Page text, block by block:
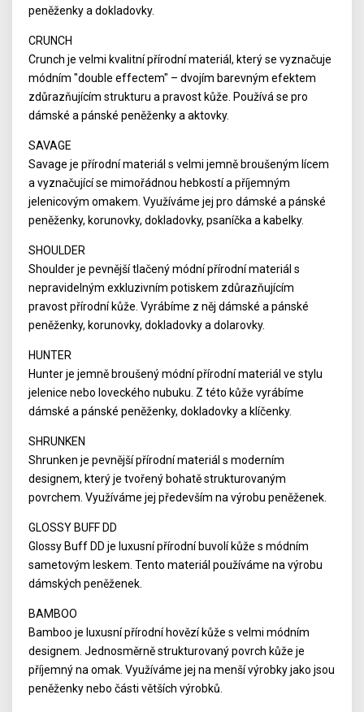
peněženky a dokladovky.
CRUNCH
Crunch je velmi kvalitní přírodní materiál, který se vyznačuje
módním "double effectem" – dvojím barevným efektem
zdůrazňujícím strukturu a pravost kůže. Používá se pro
dámské a pánské peněženky a aktovky.
SAVAGE
Savage je přírodní materiál s velmi jemně broušeným lícem
a vyznačující se mimořádnou hebkostí a příjemným
jelenicovým omakem. Využíváme jej pro dámské a pánské
peněženky, korunovky, dokladovky, psaníčka a kabelky.
SHOULDER
Shoulder je pevnější tlačený módní přírodní materiál s
nepravidelným exkluzivním potiskem zdůrazňujícím
pravost přírodní kůže. Vyrábíme z něj dámské a pánské
peněženky, korunovky, dokladovky a dolarovky.
HUNTER
Hunter je jemně broušený módní přírodní materiál ve stylu
jelenice nebo loveckého nubuku. Z této kůže vyrábíme
dámské a pánské peněženky, dokladovky a klíčenky.
SHRUNKEN
Shrunken je pevnější přírodní materiál s moderním
designem, který je tvořený bohatě strukturovaným
povrchem. Využíváme jej především na výrobu peněženek.
GLOSSY BUFF DD
Glossy Buff DD je luxusní přírodní buvolí kůže s módním
sametovým leskem. Tento materiál používáme na výrobu
dámských peněženek.
BAMBOO
Bamboo je luxusní přírodní hovězí kůže s velmi módním
designem. Jednosměrně strukturovaný povrch kůže je
příjemný na omak. Využíváme jej na menší výrobky jako jsou
peněženky nebo části větších výrobků.